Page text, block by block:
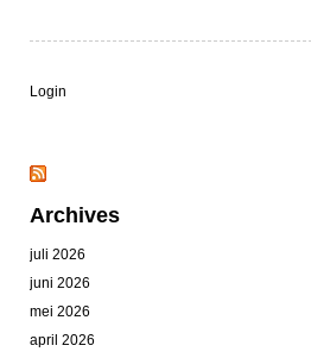
Login
Archives
juli 2026
juni 2026
mei 2026
april 2026